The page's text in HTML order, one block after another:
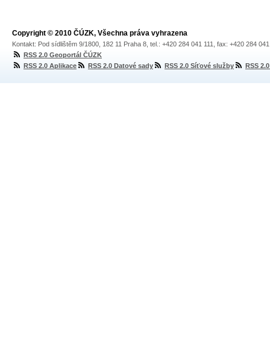
Copyright © 2010 ČÚZK, Všechna práva vyhrazena
Kontakt: Pod sídlištěm 9/1800, 182 11 Praha 8, tel.: +420 284 041 111, fax: +420 284
RSS 2.0 Geoportál ČÚZK
RSS 2.0 Aplikace
RSS 2.0 Datové sady RSS 2.0 Síťové služby RSS